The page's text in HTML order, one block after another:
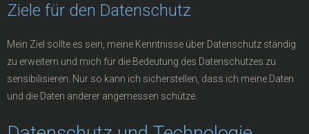
Ziele für den Datenschutz
Mein Ziel sollte es sein, meine Kenntnisse über Datenschutz ständig
zu erweitern und mich für die Bedeutung des Datenschutzes zu
sensibilisieren. Nur so kann ich sicherstellen, dass ich meine Daten
und die Daten anderer angemessen schütze.